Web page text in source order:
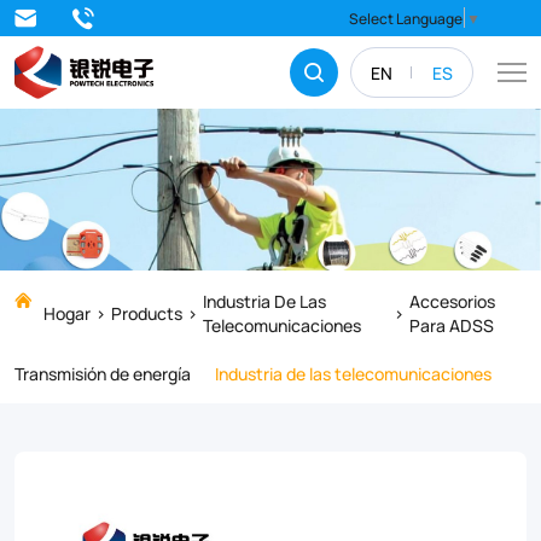
EN ES
Select Language ▼
J-
Extension
Arm
is
the
ideal
solution
for
self-
Hogar Products
Industria De Las
Telecomunicaciones
Accesorios
Para ADSS
Transmisión de energía
Industria de las telecomunicaciones